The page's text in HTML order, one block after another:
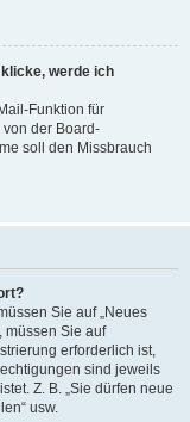
werde ich
Funktion für
der Board-
soll den Missbrauch
Sie auf „Neues
müssen Sie auf
erforderlich ist,
sind jeweils
Z. B. „Sie dürfen neue
usw.